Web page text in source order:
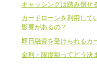
キャッシングは踏み倒せ
カードローンを利用して
影響があるの？
即日融資を受けられるカ
金利・限度額ってどう決